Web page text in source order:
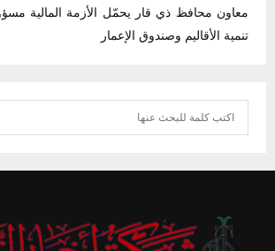
معاون محافظ ذي قار يحمّل الأزمة المالية
تنمية الأقاليم وصندوق الإعمار
e